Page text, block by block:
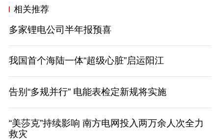
相关推荐
多家锂电公司半年报预喜
我国首个海陆一体“超级心脏”启运阳江
告别“多规并行” 电能表检定新规将实施
“美莎克”持续影响 南方电网投入两万余人次全力
救灾